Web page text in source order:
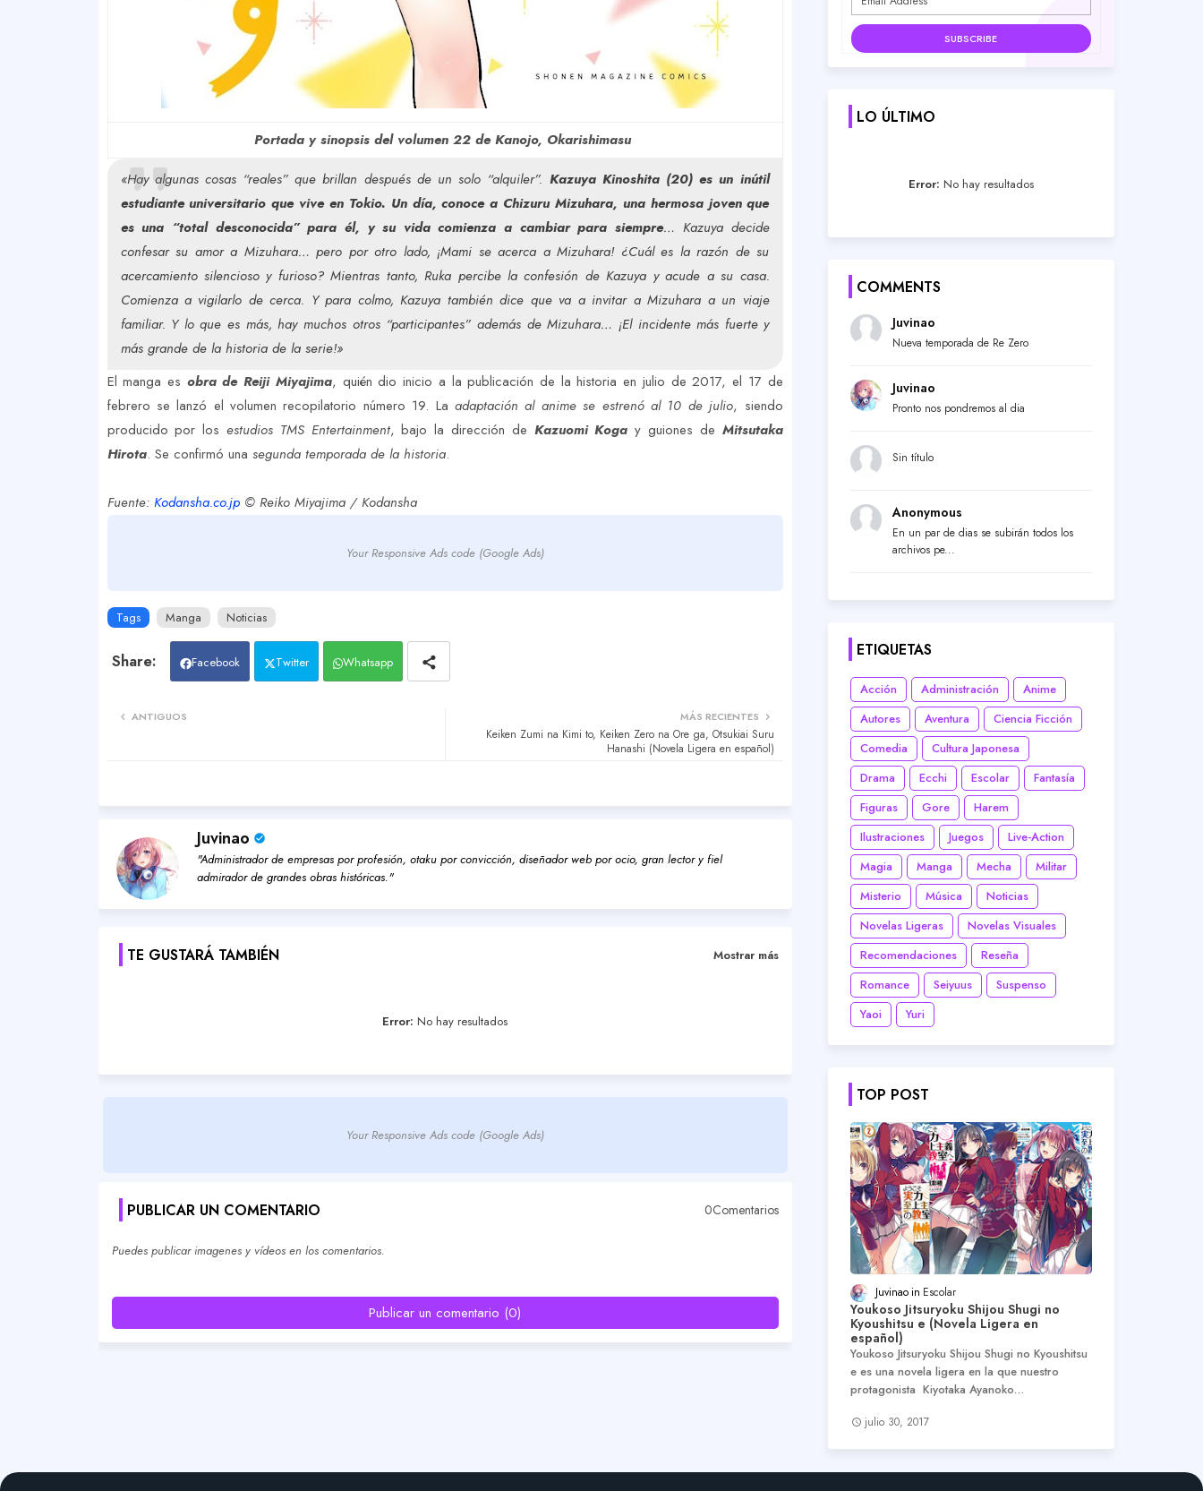
Portada y sinopsis del volumen 22 de Kanojo, Okarishimasu
«Hay algunas cosas “reales” que brillan después de un solo “alquiler”. Kazuya Kinoshita (20) es un inútil
estudiante universitario que vive en Tokio. Un día, conoce a Chizuru Mizuhara, una hermosa joven que
es una “total desconocida” para él, y su vida comienza a cambiar para siempre… Kazuya decide
confesar su amor a Mizuhara… pero por otro lado, ¡Mami se acerca a Mizuhara! ¿Cuál es la razón de su
acercamiento silencioso y furioso? Mientras tanto, Ruka percibe la confesión de Kazuya y acude a su casa.
Comienza a vigilarlo de cerca. Y para colmo, Kazuya también dice que va a invitar a Mizuhara a un viaje
familiar. Y lo que es más, hay muchos otros “participantes” además de Mizuhara… ¡El incidente más fuerte y
más grande de la historia de la serie!»
El manga es obra de Reiji Miyajima, quién dio inicio a la publicación de la historia en julio de 2017, el 17 de
febrero se lanzó el volumen recopilatorio número 19. La adaptación al anime se estrenó al 10 de julio, siendo
producido por los estudios TMS Entertainment, bajo la dirección de Kazuomi Koga y guiones de Mitsutaka
Hirota. Se confirmó una segunda temporada de la historia.
Fuente: Kodansha.co.jp© Reiko Miyajima / Kodansha
Your Responsive Ads code (Google Ads)
Tags Manga Noticias
Facebook Twitter Whatsapp
MÁS RECIENTES
Keiken Zumi na Kimi to, Keiken Zero na Ore ga, Otsukiai Suru
Hanashi (Novela Ligera en español)
ANTIGUOS
Juvinao
"Administrador de empresas por profesión, otaku por convicción, diseñador web por ocio, gran lector y fiel
admirador de grandes obras históricas."
TE GUSTARÁ TAMBIÉN Mostrar más
Error: No hay resultados
Your Responsive Ads code (Google Ads)
PUBLICAR UN COMENTARIO 0Comentarios
Puedes publicar imagenes y vídeos en los comentarios.
Publicar un comentario (0)
LO ÚLTIMO
Error: No hay resultados
COMMENTS
Juvinao
Nueva temporada de Re Zero
Juvinao
Pronto nos pondremos al dia
Sin título
Anonymous
En un par de dias se subirán todos los
archivos pe...
ETIQUETAS
Acción Administración
Anime
Autores
Aventura
Ciencia Ficción
Comedia
Cultura Japonesa
Drama
Ecchi Escolar
Fantasía
Figuras
Gore
Harem
Ilustraciones
Juegos
Live-Action
Magia
Manga Mecha
Militar
Misterio
Música
Noticias
Novelas Ligeras
Novelas Visuales
Recomendaciones
Reseña
Romance
Seiyuus
Suspenso
Yaoi
Yuri
TOP POST
Juvinao Escolar
Youkoso Jitsuryoku Shijou Shugi no
Kyoushitsu e (Novela Ligera en
español)
Youkoso Jitsuryoku Shijou Shugi no Kyoushitsu
e es una novela ligera en la que nuestro
protagonista Kiyotaka Ayanoko…
julio 30, 2017